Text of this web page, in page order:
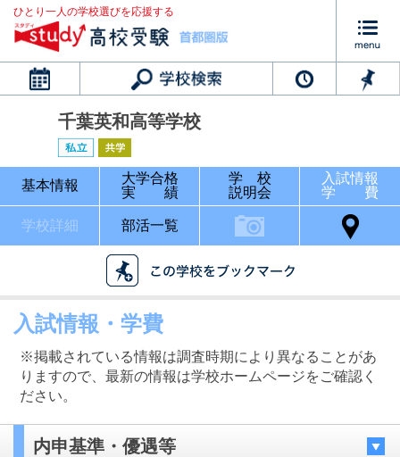
ひとり一人の学校選びを応援する
カレンダー
千葉英和高等学校
基本情報
大学合格
実 績
学 校
説明会
入試情報
学 費
学校詳細 部活一覧
入試情報・学費
※掲載されている情報は調査時期により異なることがあ
りますので、最新の情報は学校ホームページをご確認く
ださい。
内申基準・優遇等